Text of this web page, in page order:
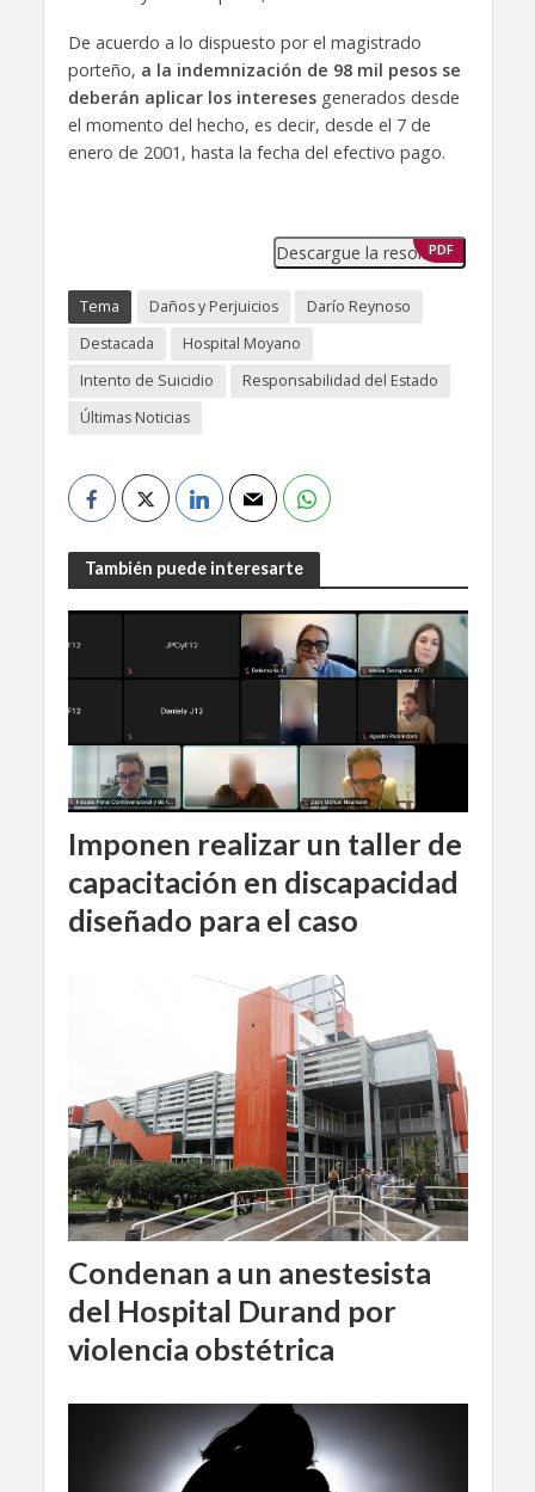
De acuerdo a lo dispuesto por el magistrado
porteño, a la indemnización de 98 mil pesos se
deberán aplicar los interesesgenerados desde
el momento del hecho, es decir, desde el 7 de
enero de 2001, hasta la fecha del efectivo pago.
Descargue la resolución
PDF
Tema Daños y Perjuicios
Darío Reynoso
Destacada
Hospital Moyano
Intento de Suicidio
Responsabilidad del Estado
Últimas Noticias
También puede interesarte
Imponen realizar un taller de
capacitación en discapacidad
diseñado para el caso
Condenan a un anestesista
del Hospital Durand por
violencia obstétrica